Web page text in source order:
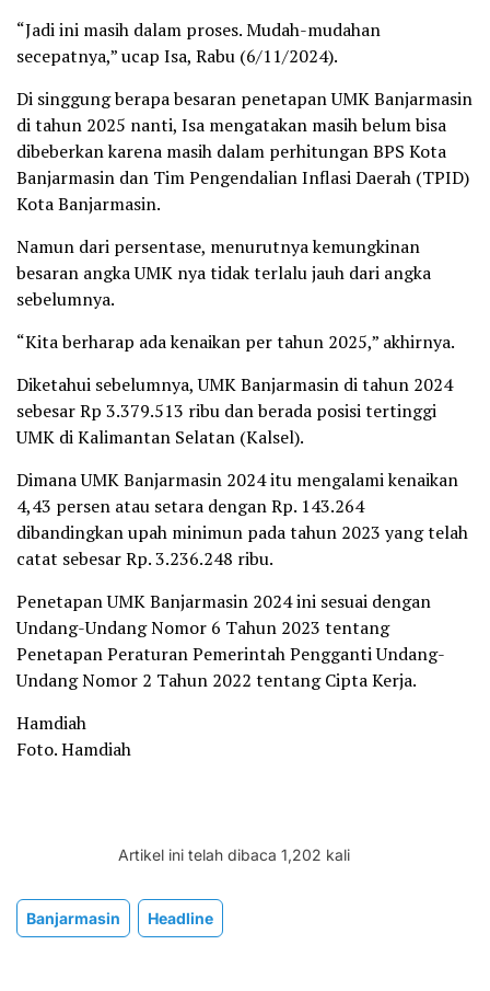
“Jadi ini masih dalam proses. Mudah-mudahan
secepatnya,” ucap Isa, Rabu (6/11/2024).
Di singgung berapa besaran penetapan UMK Banjarmasin
di tahun 2025 nanti, Isa mengatakan masih belum bisa
dibeberkan karena masih dalam perhitungan BPS Kota
Banjarmasin dan Tim Pengendalian Inflasi Daerah (TPID)
Kota Banjarmasin.
Namun dari persentase, menurutnya kemungkinan
besaran angka UMK nya tidak terlalu jauh dari angka
sebelumnya.
“Kita berharap ada kenaikan per tahun 2025,” akhirnya.
Diketahui sebelumnya, UMK Banjarmasin di tahun 2024
sebesar Rp 3.379.513 ribu dan berada posisi tertinggi
UMK di Kalimantan Selatan (Kalsel).
Dimana UMK Banjarmasin 2024 itu mengalami kenaikan
4,43 persen atau setara dengan Rp. 143.264
dibandingkan upah minimun pada tahun 2023 yang telah
catat sebesar Rp. 3.236.248 ribu.
Penetapan UMK Banjarmasin 2024 ini sesuai dengan
Undang-Undang Nomor 6 Tahun 2023 tentang
Penetapan Peraturan Pemerintah Pengganti Undang-
Undang Nomor 2 Tahun 2022 tentang Cipta Kerja.
Hamdiah
Foto. Hamdiah
Artikel ini telah dibaca 1,202 kali
Banjarmasin Headline